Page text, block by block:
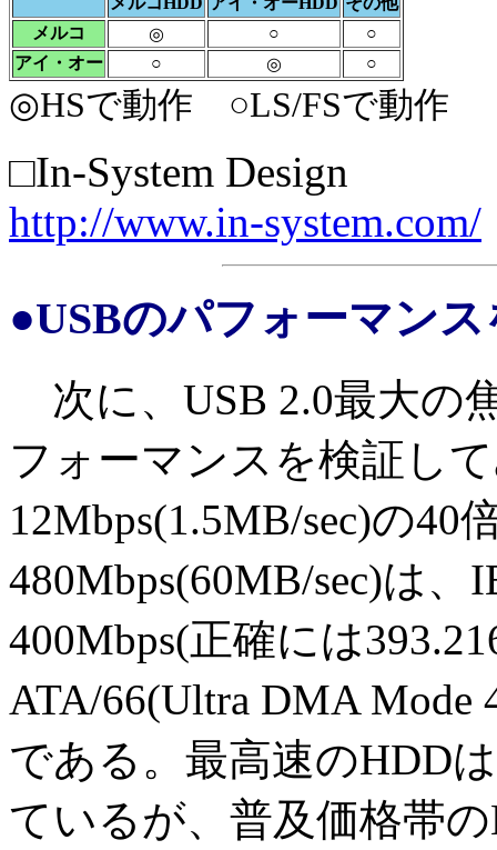
メルコ
◎ ○
○
アイ・オー
○ ◎ ○
◎HSで動作 ○LS/FSで動作
□In-System Design
http://www.in-system.com/
●USBのパフォーマン
次に、USB 2.0最大の
フォーマンスを検証し
12Mbps(1.5MB/sec)の40
480Mbps(60MB/sec)は、
400Mbps(正確には
ATA/66(Ultra DMA
である。最高速のHDD
ているが、普及価格帯